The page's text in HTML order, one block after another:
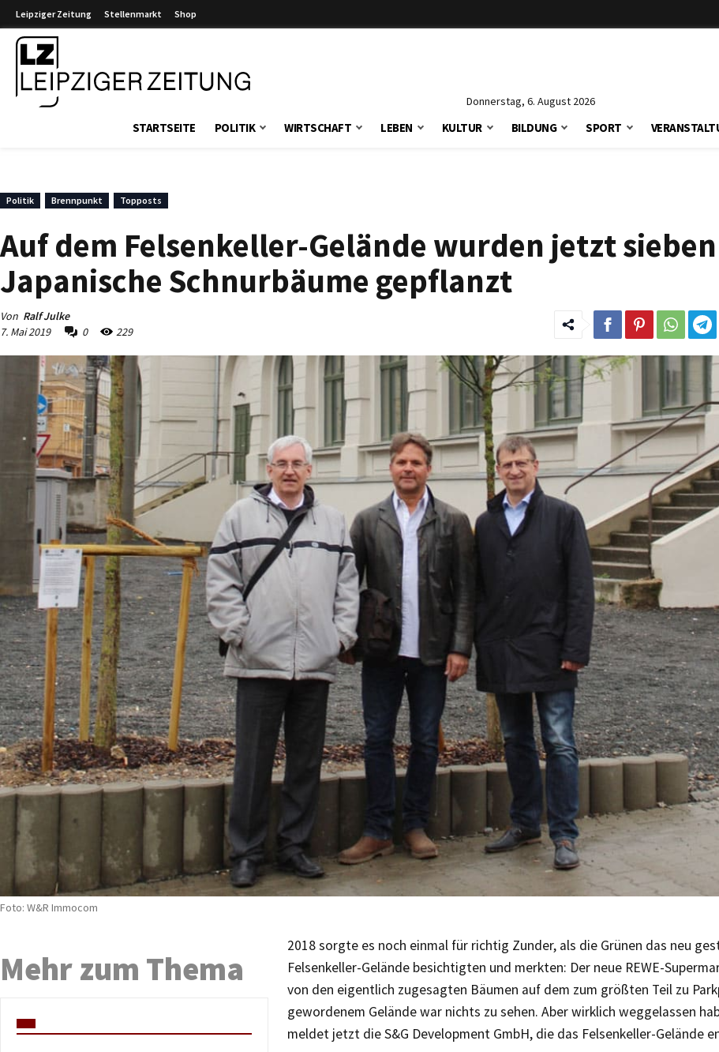
Leipziger Zeitung Stellenmarkt Shop
Donnerstag, 6. August 2026
STARTSEITE POLITIK WIRTSCHAFT LEBEN KULTUR BILDUNG SPORT
Politik Brennpunkt Topposts
Auf dem Felsenkeller-Gelände wurden jetzt sieben
Japanische Schnurbäume gepflanzt
Von Ralf Julke
7. Mai 2019
0 229
Foto: W&R Immocom
2018 sorgte es noch einmal für richtig Zunder, als die Grünen das neu
Felsenkeller-Gelände besichtigten und merkten: Der neue REWE-
von den eigentlich zugesagten Bäumen auf dem zum größten Teil zu
gewordenem Gelände war nichts zu sehen. Aber wirklich weggelassen
meldet jetzt die S&G Development GmbH, die das Felsenkeller-Gelände
Mehr zum Thema